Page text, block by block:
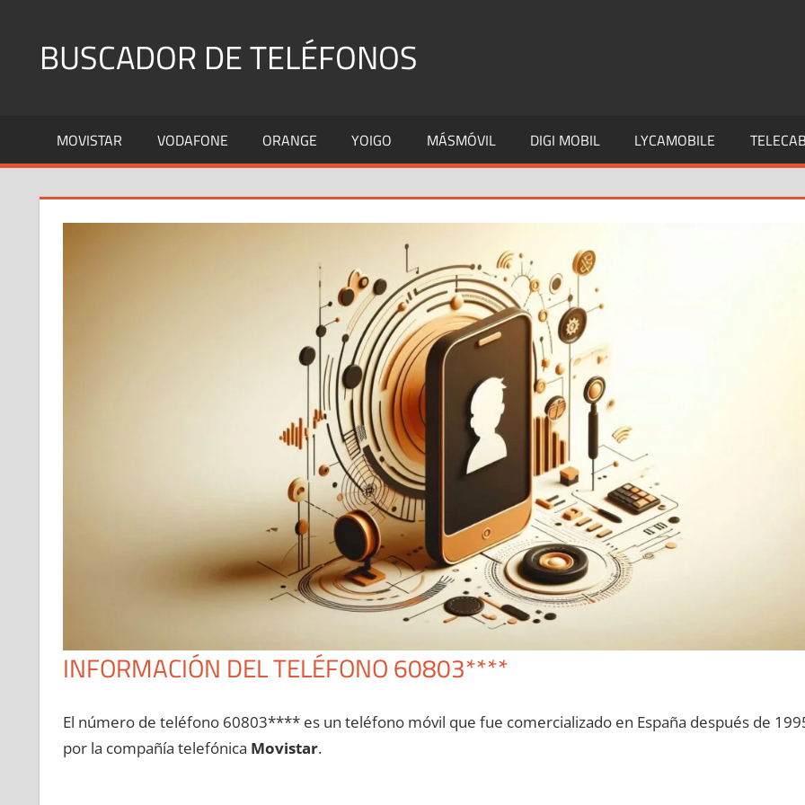
contenidoBUSCADOR DE TELÉFONOS
Fijos
y
MOVISTAR VODAFONE ORANGE YOIGO MÁSMÓVIL DIGI MOBIL LYCAMOBILE
INFORMACIÓN DEL TELÉFONO 60803****
El número dе teléfono 60803**** es un teléfono móvil quе fue comercializado en España después dе
pοr la compañía telefónica Movistar.